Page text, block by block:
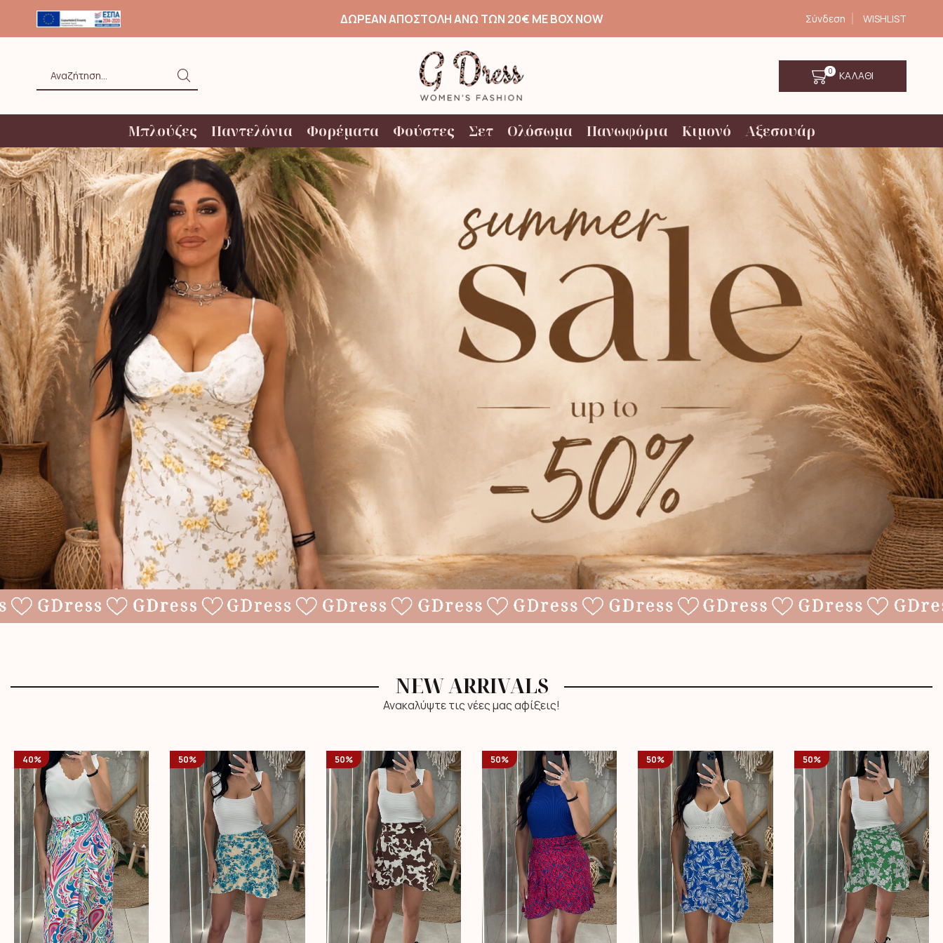
ΑΝΩ ΤΩΝ 20€ ΜΕ BOX NOW ΔΩΡΕΑΝ ΑΠΟΣΤΟΛΗ ΑΝΩ ΤΩΝ 20€ ΜΕ BOX NOW Σύνδεση WISHLIST
input
0 ΚΑΛΑΘΙ
Μπλούζες Παντελόνια Φορέματα Φούστες Σετ Ολόσωμα Πανωφόρια Κιμονό Αξεσουάρ
NEW ARRIVALS
Ανακαλύψτε τις νέες μας αφίξεις!
40% 50% 50% 50% 50% 50%